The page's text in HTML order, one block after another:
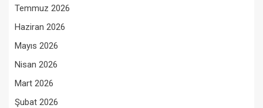
Temmuz 2026
Haziran 2026
Mayıs 2026
Nisan 2026
Mart 2026
Şubat 2026